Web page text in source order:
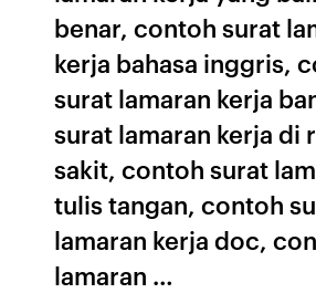
benar, contoh surat
kerja bahasa inggris,
surat lamaran kerja
surat lamaran kerja di
sakit, contoh surat
tulis tangan, contoh
lamaran kerja doc,
lamaran …